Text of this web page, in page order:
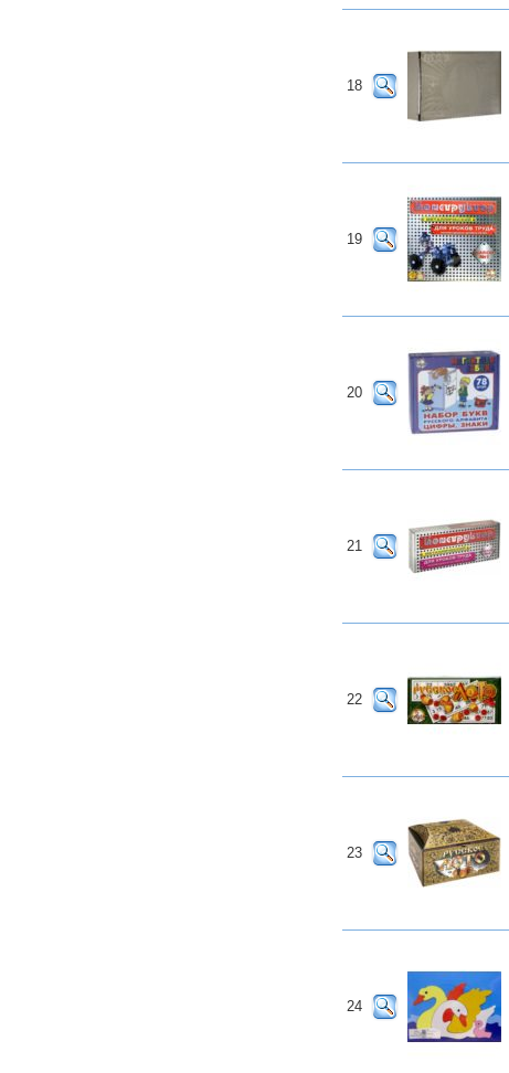
18
19
20
21
22
23
24